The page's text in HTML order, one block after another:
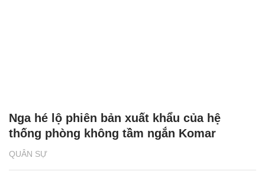
QUÂN SỰ
Nga hé lộ phiên bản xuất khẩu của hệ
thống phòng không tầm ngắn Komar